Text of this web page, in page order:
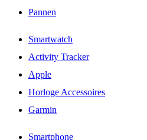
Pannen
Smartwatch
Activity Tracker
Apple
Horloge Accessoires
Garmin
Smartphone